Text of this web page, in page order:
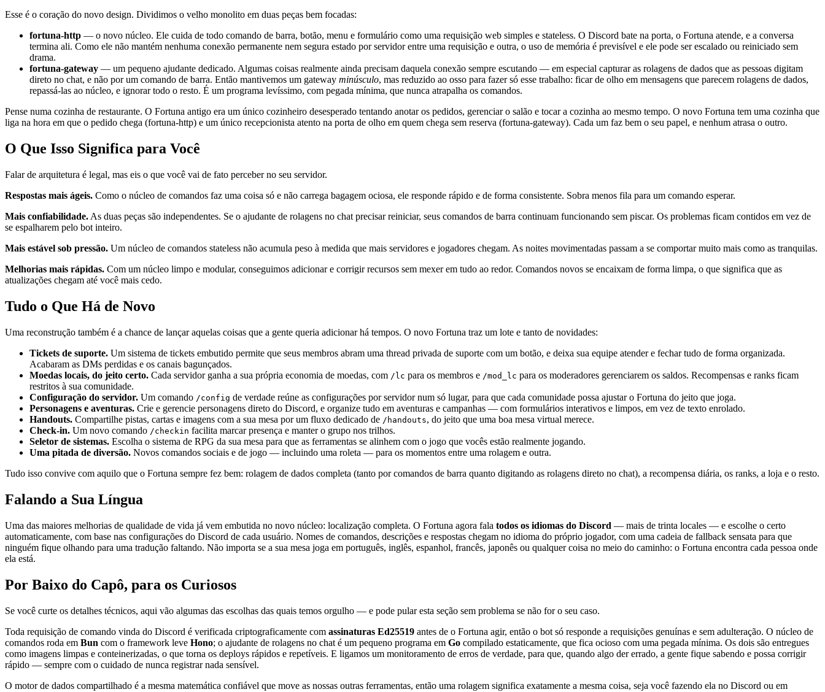
Esse é o coração do novo design. Dividimos o velho monolito em duas peças bem focadas:
fortuna-http — o novo núcleo. Ele cuida de todo comando de barra, botão, menu e formulário como uma requisição web simples e stateless. O Discord bate na porta, o Fortuna atende, e a conversa
termina ali. Como ele não mantém nenhuma conexão permanente nem segura estado por servidor entre uma requisição e outra, o uso de memória é previsível e ele pode ser escalado ou reiniciado sem
drama.
fortuna-gateway — um pequeno ajudante dedicado. Algumas coisas realmente ainda precisam daquela conexão sempre escutando — em especial capturar as rolagens de dados que as pessoas digitam
direto no chat, e não por um comando de barra. Então mantivemos um gateway minúsculo, mas reduzido ao osso para fazer só esse trabalho: ficar de olho em mensagens que parecem rolagens de dados,
repassá-las ao núcleo, e ignorar todo o resto. É um programa levíssimo, com pegada mínima, que nunca atrapalha os comandos.
Pense numa cozinha de restaurante. O Fortuna antigo era um único cozinheiro desesperado tentando anotar os pedidos, gerenciar o salão e tocar a cozinha ao mesmo tempo. O novo Fortuna tem uma cozinha que
liga na hora em que o pedido chega (fortuna-http) e um único recepcionista atento na porta de olho em quem chega sem reserva (fortuna-gateway). Cada um faz bem o seu papel, e nenhum atrasa o outro.
O Que Isso Significa para Você
Falar de arquitetura é legal, mas eis o que você vai de fato perceber no seu servidor.
Respostas mais ágeis. Como o núcleo de comandos faz uma coisa só e não carrega bagagem ociosa, ele responde rápido e de forma consistente. Sobra menos fila para um comando esperar.
Mais confiabilidade. As duas peças são independentes. Se o ajudante de rolagens no chat precisar reiniciar, seus comandos de barra continuam funcionando sem piscar. Os problemas ficam contidos em vez de
se espalharem pelo bot inteiro.
Mais estável sob pressão. Um núcleo de comandos stateless não acumula peso à medida que mais servidores e jogadores chegam. As noites movimentadas passam a se comportar muito mais como as tranquilas.
Melhorias mais rápidas. Com um núcleo limpo e modular, conseguimos adicionar e corrigir recursos sem mexer em tudo ao redor. Comandos novos se encaixam de forma limpa, o que significa que as
atualizações chegam até você mais cedo.
Tudo o Que Há de Novo
Uma reconstrução também é a chance de lançar aquelas coisas que a gente queria adicionar há tempos. O novo Fortuna traz um lote e tanto de novidades:
Tickets de suporte. Um sistema de tickets embutido permite que seus membros abram uma thread privada de suporte com um botão, e deixa sua equipe atender e fechar tudo de forma organizada.
Acabaram as DMs perdidas e os canais bagunçados.
Moedas locais, do jeito certo. Cada servidor ganha a sua própria economia de moedas, com /lc para os membros e /mod_lc para os moderadores gerenciarem os saldos. Recompensas e ranks ficam
restritos à sua comunidade.
Configuração do servidor. Um comando /config de verdade reúne as configurações por servidor num só lugar, para que cada comunidade possa ajustar o Fortuna do jeito que joga.
Personagens e aventuras. Crie e gerencie personagens direto do Discord, e organize tudo em aventuras e campanhas — com formulários interativos e limpos, em vez de texto enrolado.
Handouts. Compartilhe pistas, cartas e imagens com a sua mesa por um fluxo dedicado de /handouts, do jeito que uma boa mesa virtual merece.
Check-in. Um novo comando /checkin facilita marcar presença e manter o grupo nos trilhos.
Seletor de sistemas. Escolha o sistema de RPG da sua mesa para que as ferramentas se alinhem com o jogo que vocês estão realmente jogando.
Uma pitada de diversão. Novos comandos sociais e de jogo — incluindo uma roleta — para os momentos entre uma rolagem e outra.
Tudo isso convive com aquilo que o Fortuna sempre fez bem: rolagem de dados completa (tanto por comandos de barra quanto digitando as rolagens direto no chat), a recompensa diária, os ranks, a loja e o resto.
Falando a Sua Língua
Uma das maiores melhorias de qualidade de vida já vem embutida no novo núcleo: localização completa. O Fortuna agora fala todos os idiomas do Discord — mais de trinta locales — e escolhe o certo
automaticamente, com base nas configurações do Discord de cada usuário. Nomes de comandos, descrições e respostas chegam no idioma do próprio jogador, com uma cadeia de fallback sensata para que
ninguém fique olhando para uma tradução faltando. Não importa se a sua mesa joga em português, inglês, espanhol, francês, japonês ou qualquer coisa no meio do caminho: o Fortuna encontra cada pessoa onde
ela está.
Por Baixo do Capô, para os Curiosos
Se você curte os detalhes técnicos, aqui vão algumas das escolhas das quais temos orgulho — e pode pular esta seção sem problema se não for o seu caso.
Toda requisição de comando vinda do Discord é verificada criptograficamente com assinaturas Ed25519 antes de o Fortuna agir, então o bot só responde a requisições genuínas e sem adulteração. O núcleo de
comandos roda em Bun com o framework leve Hono; o ajudante de rolagens no chat é um pequeno programa em Go compilado estaticamente, que fica ocioso com uma pegada mínima. Os dois são entregues
como imagens limpas e conteinerizadas, o que torna os deploys rápidos e repetíveis. E ligamos um monitoramento de erros de verdade, para que, quando algo der errado, a gente fique sabendo e possa corrigir
rápido — sempre com o cuidado de nunca registrar nada sensível.
O motor de dados compartilhado é a mesma matemática confiável que move as nossas outras ferramentas, então uma rolagem significa exatamente a mesma coisa, seja você fazendo ela no Discord ou em